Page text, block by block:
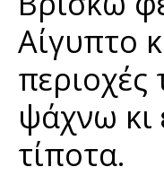
Αίγυπτο
ψάχνω κι
τίποτα.